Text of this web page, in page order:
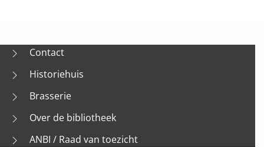
Contact
Historiehuis
Brasserie
Over de bibliotheek
ANBI / Raad van toezicht